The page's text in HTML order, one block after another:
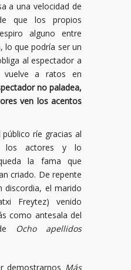
a una velocidad de
que los propios
alguno entre
lo que podría ser un
al espectador a
vuelve a ratos en
no paladea,
ven los acentos
ríe gracias al
los actores y lo
la fama que
criado. De repente
discordia, el marido
Freytez) venido
como antesala del
Ocho apellidos
demostrarnos Más